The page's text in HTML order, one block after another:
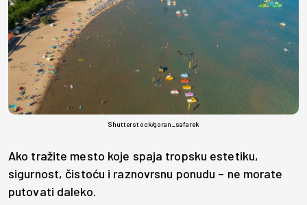
Shutterstock/goran_safarek
Ako tražite mesto koje spaja tropsku estetiku,
sigurnost, čistoću i raznovrsnu ponudu – ne morate
putovati daleko.